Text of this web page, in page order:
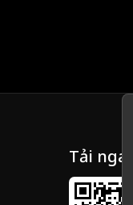
Tải ngay